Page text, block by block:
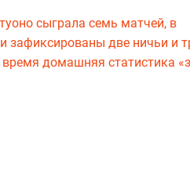
сыграла семь матчей, в
зафиксированы две ничьи и
домашняя статистика